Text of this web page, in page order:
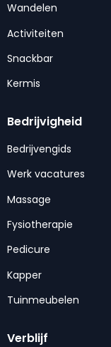
Wandelen
Activiteiten
Snackbar
Kermis
Bedrijvigheid
Bedrijvengids
Werk vacatures
Massage
Fysiotherapie
Pedicure
Kapper
Tuinmeubelen
Verblijf